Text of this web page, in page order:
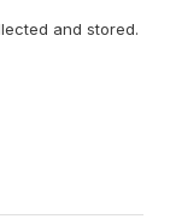
and stored.